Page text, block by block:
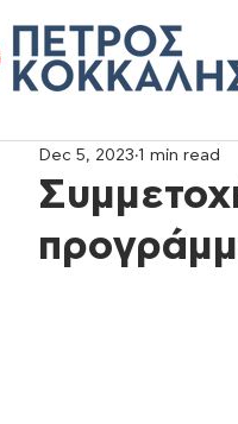
Dec 5, 2023 1 min read